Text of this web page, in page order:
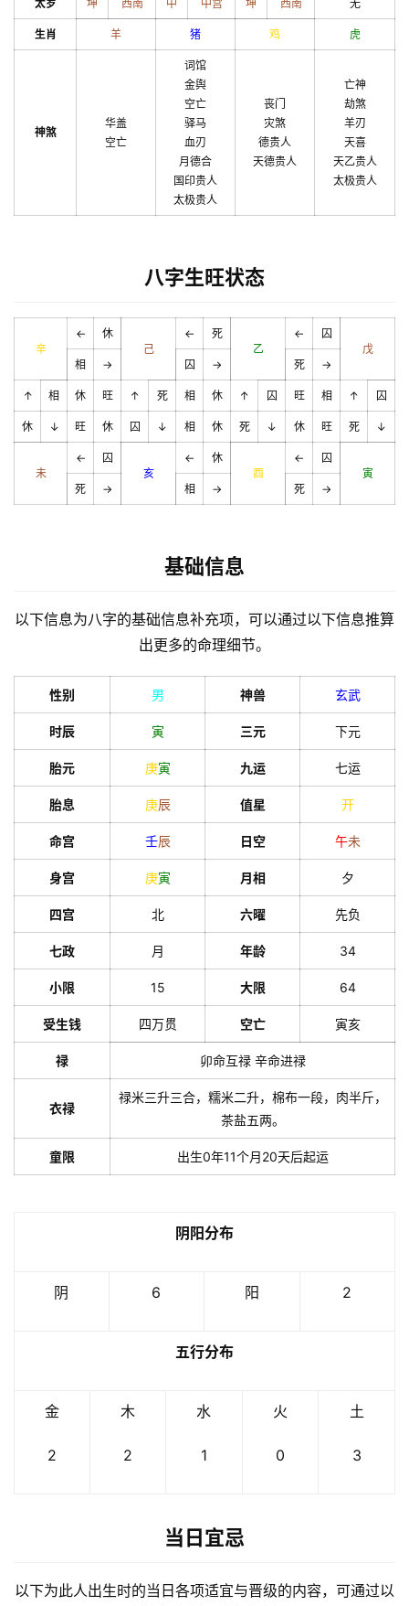
太岁 坤 西南 中 中宫 坤 西南 无
生肖 羊 猪 鸡 虎
神煞
华盖
空亡
词馆
金舆
空亡
驿马
血刃
月德合
国印贵人
太极贵人
丧门
灾煞
德贵人
天德贵人
亡神
劫煞
羊刃
天喜
天乙贵人
太极贵人
八字生旺状态
辛
←
休
己
←
死
乙
←
囚
戊
相
→ 囚 → 死 →
↑ 相 休 旺 ↑ 死 相 休 ↑ 囚 旺 相 ↑ 囚
休 ↓ 旺 休 囚 ↓ 相 休 死 ↓ 休 旺 死 ↓
未
←
囚
亥
←
休
酉
←
囚
寅
死
→ 相 → 死 →
基础信息
以下信息为八字的基础信息补充项，可以通过以下信息推算
出更多的命理细节。
性别 男 神兽 玄武
时辰 寅 三元 下元
胎元 庚寅 九运 七运
胎息 庚辰 值星 开
命宫 壬辰 日空 午未
身宫 庚寅 月相 夕
四宫 北 六曜 先负
七政 月 年龄 34
小限 15 大限 64
受生钱 四万贯 空亡 寅亥
禄 卯命互禄 辛命进禄
衣禄
禄米三升三合，糯米二升，棉布一段，肉半斤，
茶盐五两。
童限 出生0年11个月20天后起运
阴阳分布
阴 6 阳 2
五行分布
金
2
木
2
水
1
火
0
土
3
当日宜忌
以下为此人出生时的当日各项适宜与晋级的内容，可通过以